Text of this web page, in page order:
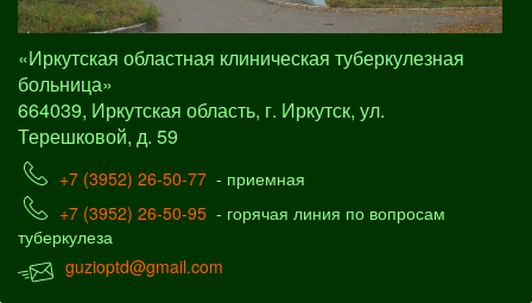
«Иркутская областная клиническая туберкулезная
больница»
664039, Иркутская область, г. Иркутск, ул.
Терешковой, д. 59
+7 (3952) 26-50-77 - приемная
+7 (3952) 26-50-95 - горячая линия по вопросам
туберкулеза
guzioptd@gmail.com